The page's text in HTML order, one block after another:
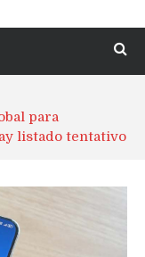
para
listado tentativo